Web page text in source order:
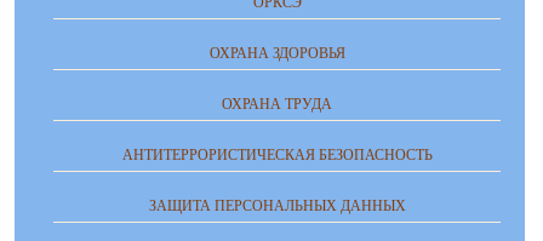
ОХРАНА ЗДОРОВЬЯ
ОХРАНА ТРУДА
АНТИТЕРРОРИСТИЧЕСКАЯ БЕЗОПАСНОСТЬ
ЗАЩИТА ПЕРСОНАЛЬНЫХ ДАННЫХ